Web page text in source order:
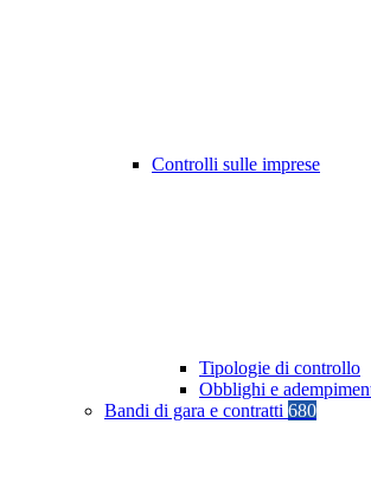
Controlli sulle imprese
Tipologie di controllo
Obblighi e
Bandi di gara e contratti 680